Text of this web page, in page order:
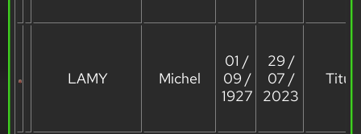
LAMY Michel
01 /
09 /
1927
29 /
07 /
2023